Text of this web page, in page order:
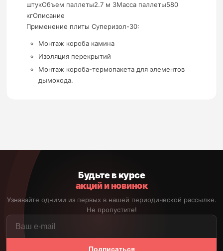
штукОбъем паллеты2.7 м 3Масса паллеты580
кгОписание
Применение плиты Суперизол-30:
Монтаж короба камина
Изоляция перекрытий
Монтаж короба-термопакета для элементов
дымохода.
Будьте в курсе
акций и новинок
Узнавайте одними из первых в нашей периодической рассылке.
Не пропустите!
Подписаться